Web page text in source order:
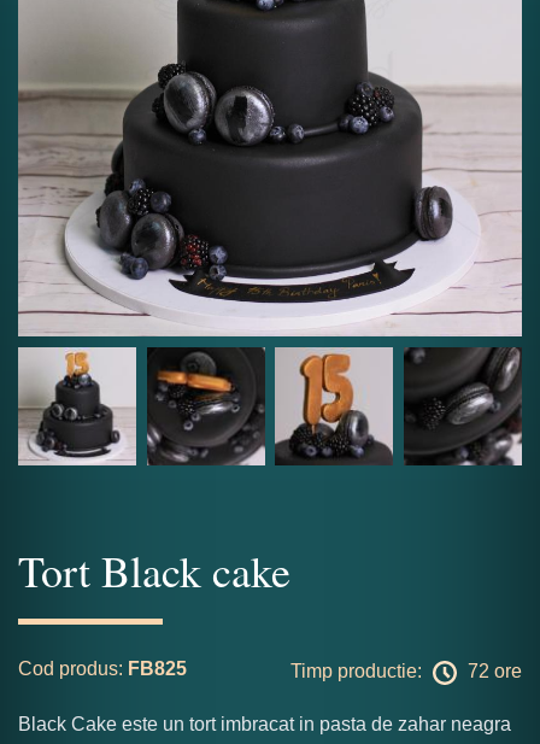
Tort Black cake
Cod produs: FB825 Timp productie: 72 ore
Black Cake este un tort imbracat in pasta de zahar neagra